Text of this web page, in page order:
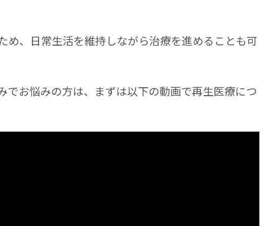
め、日常生活を維持しながら治療を進めることも可
でお悩みの方は、まずは以下の動画で再生医療につ